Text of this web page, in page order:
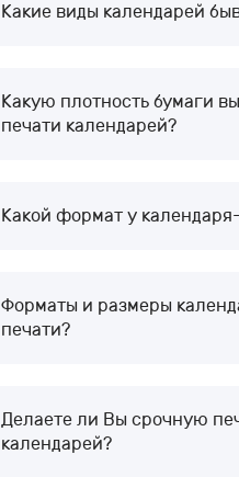
Какие виды календарей
Какую плотность бумаги
печати календарей?
Какой формат у
Форматы и размеры
печати?
Делаете ли Вы срочную
календарей?